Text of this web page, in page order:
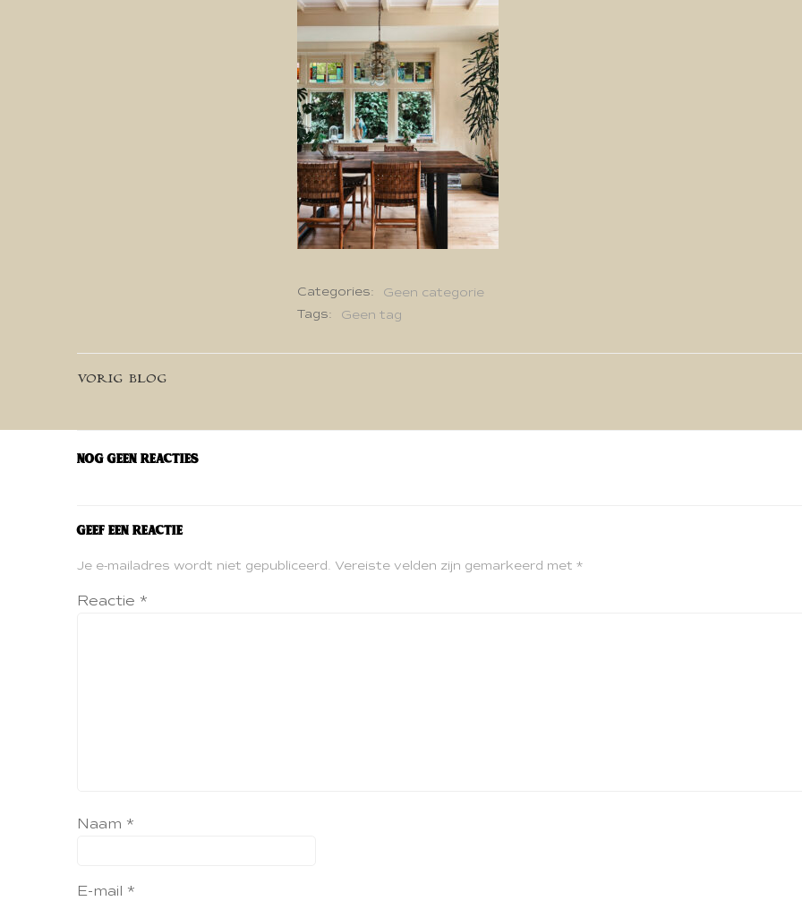
Categories:
Geen categorie
Tags:
Geen tag
Bericht
navigatie
VORIG BLOG
Nog geen reacties
Geef een reactie
Je e-mailadres wordt niet gepubliceerd. Vereiste velden zijn gemarkeerd met *
Reactie *
Naam *
E-mail *